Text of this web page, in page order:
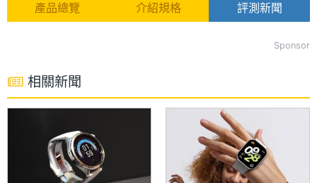
產品總覽 介紹規格 評測新聞
Sponsor
相關新聞